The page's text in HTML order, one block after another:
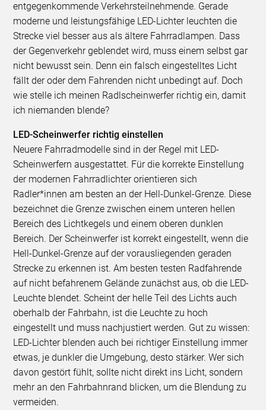
entgegenkommende Verkehrsteilnehmende. Gerade
moderne und leistungsfähige LED-Lichter leuchten die
Strecke viel besser aus als ältere Fahrradlampen. Dass
der Gegenverkehr geblendet wird, muss einem selbst gar
nicht bewusst sein. Denn ein falsch eingestelltes Licht
fällt der oder dem Fahrenden nicht unbedingt auf. Doch
wie stelle ich meinen Radlscheinwerfer richtig ein, damit
ich niemanden blende?
LED-Scheinwerfer richtig einstellen
Neuere Fahrradmodelle sind in der Regel mit LED-
Scheinwerfern ausgestattet. Für die korrekte Einstellung
der modernen Fahrradlichter orientieren sich
Radler*innen am besten an der Hell-Dunkel-Grenze. Diese
bezeichnet die Grenze zwischen einem unteren hellen
Bereich des Lichtkegels und einem oberen dunklen
Bereich. Der Scheinwerfer ist korrekt eingestellt, wenn die
Hell-Dunkel-Grenze auf der vorausliegenden geraden
Strecke zu erkennen ist. Am besten testen Radfahrende
auf nicht befahrenem Gelände zunächst aus, ob die LED-
Leuchte blendet. Scheint der helle Teil des Lichts auch
oberhalb der Fahrbahn, ist die Leuchte zu hoch
eingestellt und muss nachjustiert werden. Gut zu wissen:
LED-Lichter blenden auch bei richtiger Einstellung immer
etwas, je dunkler die Umgebung, desto stärker. Wer sich
davon gestört fühlt, sollte nicht direkt ins Licht, sondern
mehr an den Fahrbahnrand blicken, um die Blendung zu
vermeiden.